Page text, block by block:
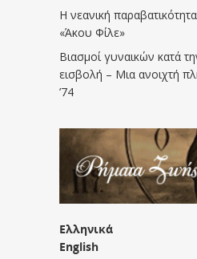
Η νεανική
«Άκου Φίλε»
Βιασμοί γυναικών κατά
εισβολή – Μια ανοιχτή
’74
Ελληνικά
English